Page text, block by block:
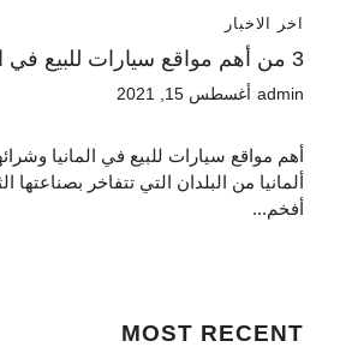
اخر الاخبار
3 من أهم مواقع سيارات للبيع في المانيا وشرائها
admin أغسطس 15, 2021
أهم مواقع سيارات للبيع في المانيا
ألمانيا من البلدان التي تتفاخر بصناعتها
أفخم...
MOST RECENT